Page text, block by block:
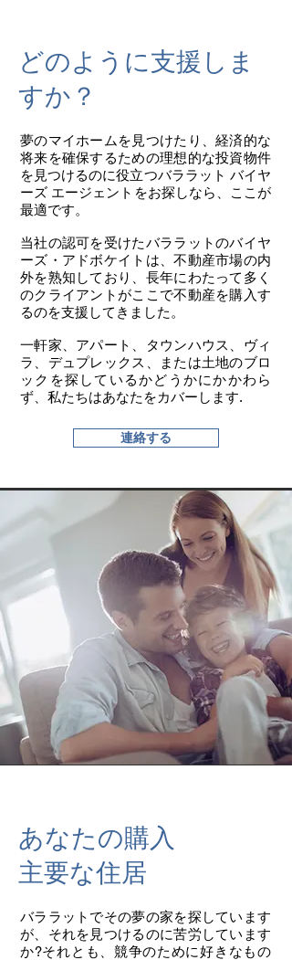
どのように支援しま
すか？
夢のマイホームを見つけたり、経済的な
将来を確保するための理想的な投資物件
を見つけるのに役立つバララット バイヤ
ーズ エージェントをお探しなら、ここが
最適です。
当社の認可を受けたバララットのバイヤ
ーズ・アドボケイトは、不動産市場の内
外を熟知しており、長年にわたって多く
のクライアントがここで不動産を購入す
るのを支援してきました。
一軒家、アパート、タウンハウス、ヴィ
ラ、デュプレックス、または土地のブロ
ックを探しているかどうかにかかわら
ず、私たちはあなたをカバーします.​
連絡する
あなたの購入
主要な住居
バララットでその夢の家を探しています
が、それを見つけるのに苦労しています
か?それとも、競争のために好きなもの